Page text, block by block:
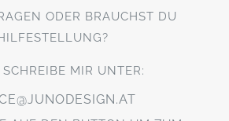
ODER BRAUCHST DU
MIR UNTER: